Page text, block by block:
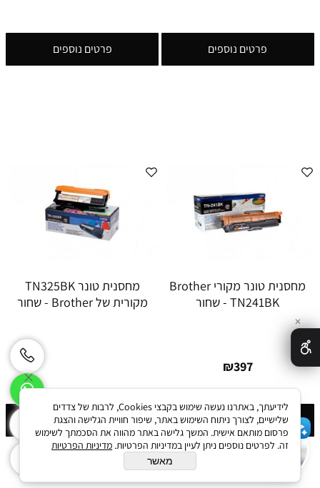
פרטים נוספים פרטים נוספים
מחסנית טונר מקורי Brother
TN241BK - שחור
₪397
פרטים נוספים
מחסנית טונר TN325BK
מקורית של Brother - שחור
פרטים נוספים
✕
לידיעתך, באתרנו נעשה שימוש בקבצי Cookies, לרבות של צדדים
שלישיים, לצורך ניתוח השימוש באתר, שיפור חוויית הגלישה והצגת
פרסום מותאם אישית. המשך גלישה באתר מהווה את הסכמתך לשימוש
זה. לפרטים נוספים ניתן לעיין במדיניות הפרטיות. מדיניות הפרטיות
מאשר
שלום 👋 אני הצ'אטבוט של האתר!
צריך עזרה? התחל שיחה.